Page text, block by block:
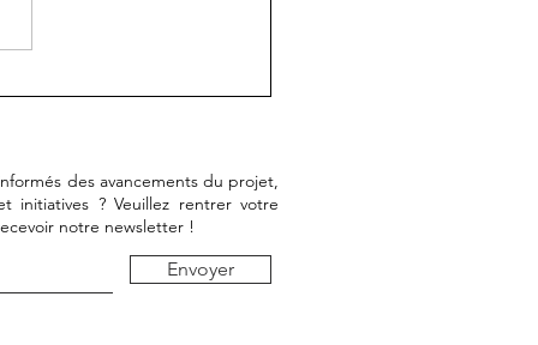
des avancements du projet,
initiatives ? Veuillez rentrer votre
notre newsletter !
Envoyer